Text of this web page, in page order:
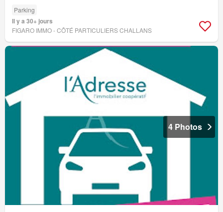
Parking
Il y a 30+ jours
FIGARO IMMO - CÔTÉ PARTICULIERS CHALLANS
4 Photos